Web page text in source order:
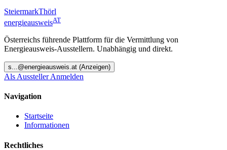
SteiermarkThörl
energieausweisAT
Österreichs führende Plattform für die Vermittlung von
Energieausweis-Ausstellern. Unabhängig und direkt.
s ...@energieausweis.at (Anzeigen)
Als Aussteller Anmelden
Navigation
Startseite
Informationen
Rechtliches